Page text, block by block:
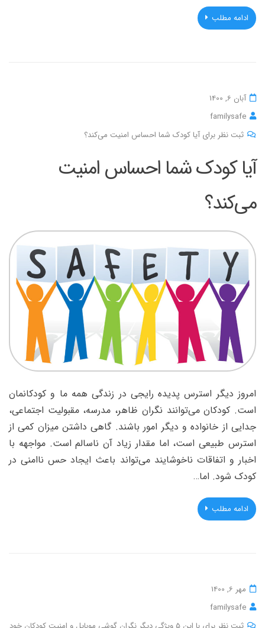
ادامه مطلب
آبان 6, 1400
familysafe
ثبت نظر برای آیا کودک شما احساس امنیت می‌کند؟
آیا کودک شما احساس امنیت
می‌کند؟
امروز دیگر استرس پدیده رایجی در زندگی همه ما و کودکانمان
است. کودکان می‌توانند نگران ظاهر، مدرسه، مقبولیت اجتماعی،
جدایی از خانواده و دیگر امور باشند. گاهی داشتن میزان کمی از
استرس طبیعی است، اما مقدار زیاد آن ناسالم است. مواجهه با
اخبار و اتفاقات ناخوشایند می‌تواند باعث ایجاد حس ناامنی در
کودک شود. اما…
ادامه مطلب
مهر 6, 1400
familysafe